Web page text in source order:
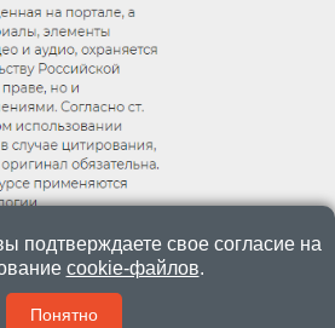
подтверждаете свое согласие на
cookie-файлов.
Понятно